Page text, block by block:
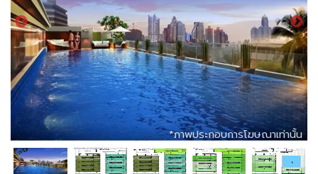
*ภาพประกอบการโฆษณาเท่านั้น
*ภาพประกอบการโฆษณาเท่านั้น
*ภาพประกอบการ
โฆษณาเท่านั้น
*ภาพประกอบ
การโฆษณา
เท่านั้น